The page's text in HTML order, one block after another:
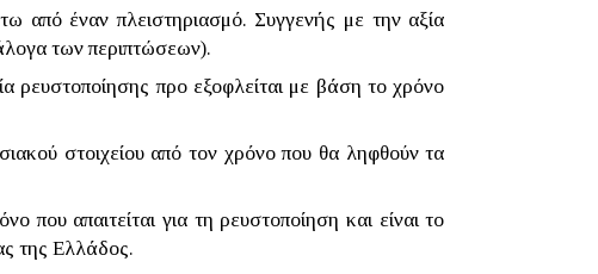
από έναν πλειστηριασμό. Συγγενής με την αξία
των περιπτώσεων).
ρευστοποίησης προ εξοφλείται με βάση το χρόνο
στοιχείου από τον χρόνο που θα ληφθούν τα
που απαιτείται για τη ρευστοποίηση και είναι το
της Ελλάδος.